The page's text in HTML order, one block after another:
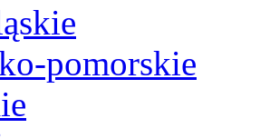
pomorskie